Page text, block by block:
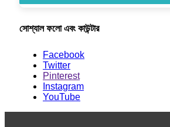
সোশ্যাল ফলো এবং কাউন্টার
Facebook
Twitter
Pinterest
Instagram
YouTube